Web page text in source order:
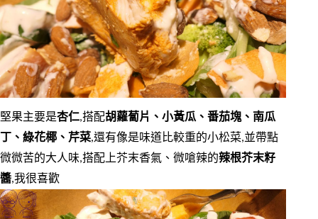
堅果主要是杏仁,搭配胡蘿蔔片、小黃瓜、番茄塊、南瓜
丁、綠花椰、芹菜,還有像是味道比較重的小松菜,並帶點
微微苦的大人味,搭配上芥末香氣、微嗆辣的辣根芥末籽
醬,我很喜歡